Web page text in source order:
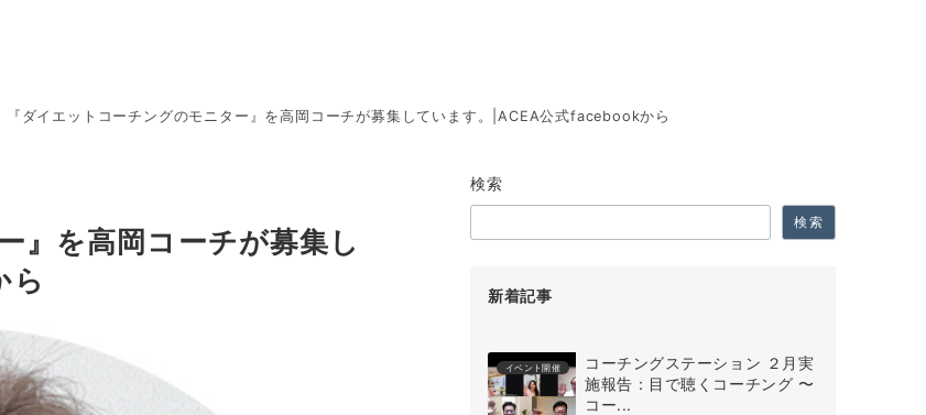
『ダイエットコーチングのモニター』を高岡コーチが募集しています。|ACEA公式facebookから
』を高岡コーチが募集し
ら
検索
検索
新着記事
イベント開催
コーチングステーション ２月実
施報告：目で聴くコーチング 〜
コー...